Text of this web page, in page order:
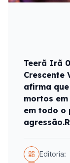
Teerã Irã
Crescente
afirma
mortos
em todo o
Editoria: